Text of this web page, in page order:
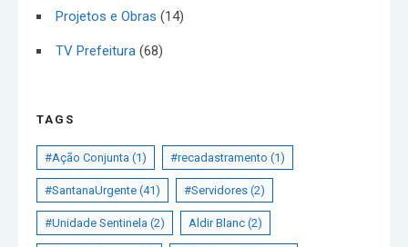
Projetos e Obras (14)
TV Prefeitura (68)
TAGS
#Ação Conjunta (1) #recadastramento (1)
#SantanaUrgente (41) #Servidores (2)
#Unidade Sentinela (2) Aldir Blanc (2)